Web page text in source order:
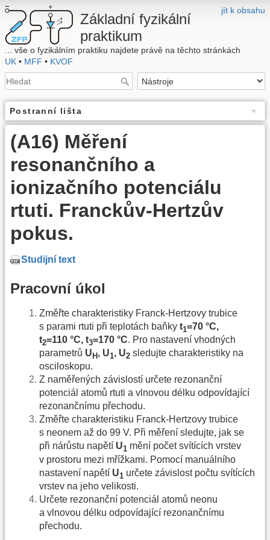
jít k obsahu
Základní fyzikální
praktikum
... vše o fyzikálním praktiku najdete právě na těchto stránkách
UK • MFF • KVOF
Postranní lišta
(A16) Měření
resonančního a
ionizačního potenciálu
rtuti. Franckův-Hertzův
pokus.
Studijní text
Pracovní úkol
Změřte charakteristiky Franck-Hertzovy trubice
s parami rtuti při teplotách baňky t1=70 °C,
t2=110 °C, t3=170 °C. Pro nastavení vhodných
parametrů U H , U1, U2 sledujte charakteristiky na
osciloskopu.
Z naměřených závislostí určete rezonanční
potenciál atomů rtuti a vlnovou délku odpovídající
rezonančnímu přechodu.
Změřte charakteristiku Franck-Hertzovy trubice
s neonem až do 99 V. Při měření sledujte, jak se
při nárůstu napětí U1 mění počet svítících vrstev
v prostoru mezi mřížkami. Pomocí manuálního
nastavení napětí U1 určete závislost počtu svítících
vrstev na jeho velikosti.
Určete rezonanční potenciál atomů neonu
a vlnovou délku odpovídající rezonančnímu
přechodu.